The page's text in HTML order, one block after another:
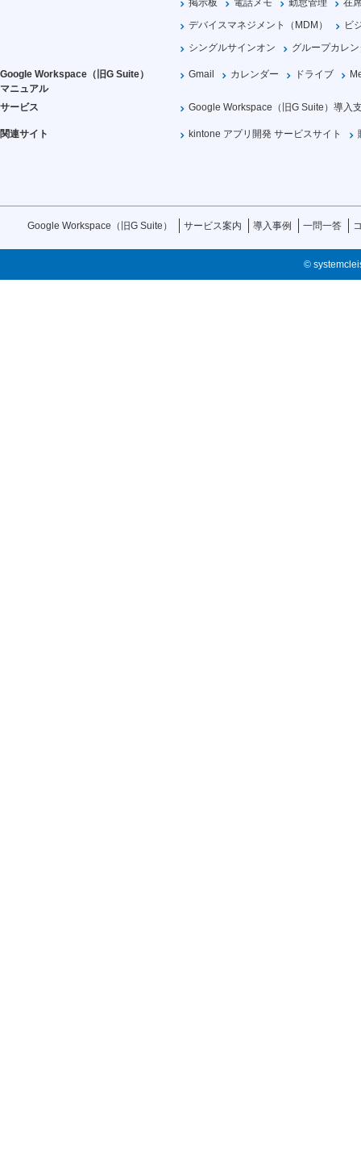
掲示板 電話メモ 勤怠管理
在
デバイスマネジメント（MDM）
ビ
シングルサインオン
グループカレ
Google Workspace（旧G Suite）
マニュアル
Gmail カレンダー ドライブ
サービス Google Workspace（旧G Suite）導入
関連サイト kintone アプリ開発 サービスサイト
Google Workspace（旧G Suite） サービス案内 導入事例 一問一答
©